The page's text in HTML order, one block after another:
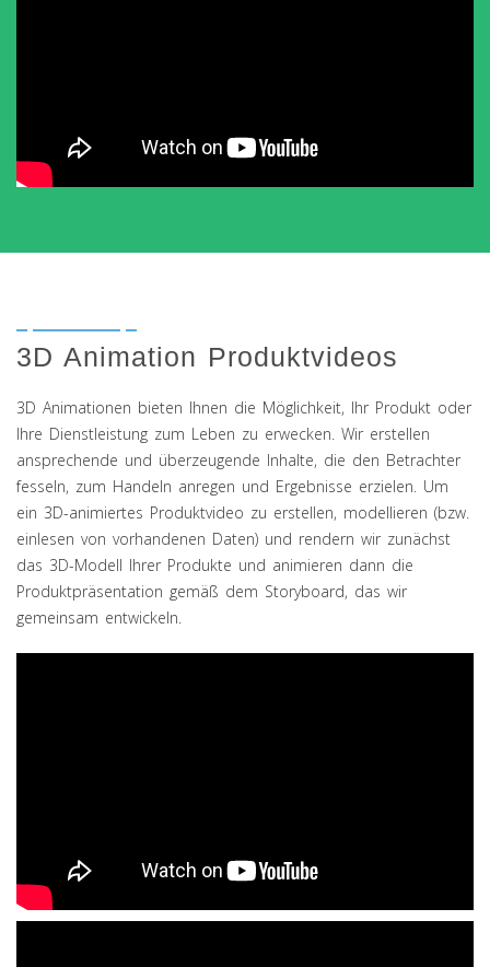
3D Animation Produktvideos
3D Animationen bieten Ihnen die Möglichkeit, Ihr Produkt oder
Ihre Dienstleistung zum Leben zu erwecken. Wir erstellen
ansprechende und überzeugende Inhalte, die den Betrachter
fesseln, zum Handeln anregen und Ergebnisse erzielen. Um
ein 3D-animiertes Produktvideo zu erstellen, modellieren (bzw.
einlesen von vorhandenen Daten) und rendern wir zunächst
das 3D-Modell Ihrer Produkte und animieren dann die
Produktpräsentation gemäß dem Storyboard, das wir
gemeinsam entwickeln.